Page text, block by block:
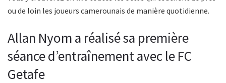
ou de loin les joueurs camerounais de manière quotidienne.
Allan Nyom a réalisé sa première
séance d’entraînement avec le FC
Getafe